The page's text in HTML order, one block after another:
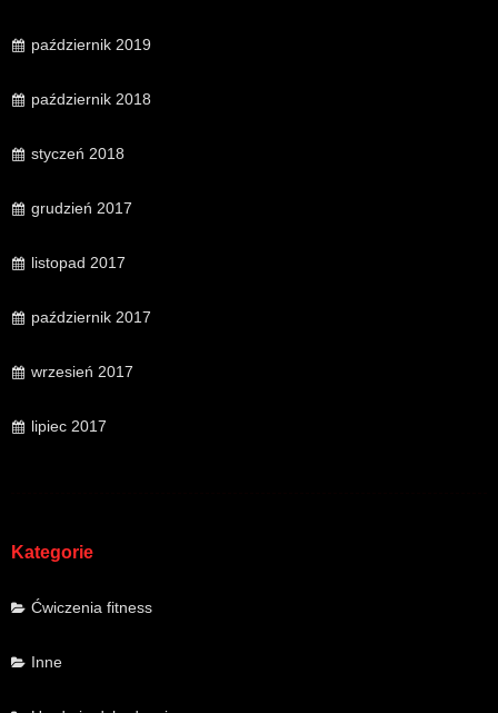
październik 2019
październik 2018
styczeń 2018
grudzień 2017
listopad 2017
październik 2017
wrzesień 2017
lipiec 2017
Kategorie
Ćwiczenia fitness
Inne